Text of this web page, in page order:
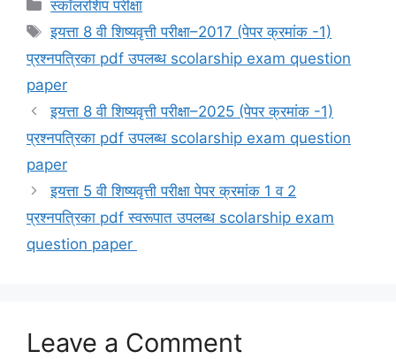
स्कॉलरशिप परीक्षा
Tags
इयत्ता 8 वी शिष्यवृत्ती परीक्षा–2017 (पेपर क्रमांक -1)
प्रश्नपत्रिका pdf उपलब्ध scolarship exam question
paper
इयत्ता 8 वी शिष्यवृत्ती परीक्षा–2025 (पेपर क्रमांक -1)
प्रश्नपत्रिका pdf उपलब्ध scolarship exam question
paper
इयत्ता 5 वी शिष्यवृत्ती परीक्षा पेपर क्रमांक 1 व 2
प्रश्नपत्रिका pdf स्वरूपात उपलब्ध scolarship exam
question paper
Leave a Comment